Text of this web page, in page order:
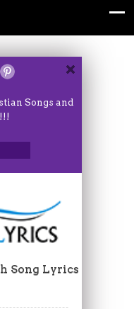
Songs and
Song Lyrics